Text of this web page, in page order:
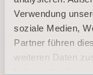
Verwendung
soziale Medien,
Partner führen
weiteren Daten
Typ: